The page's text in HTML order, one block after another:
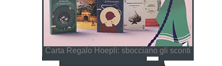
Carta Regalo Hoepli: sbocciano gli sconti